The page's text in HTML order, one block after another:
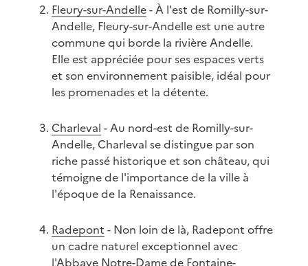
Fleury-sur-Andelle- À l'est de Romilly-sur-
Andelle, Fleury-sur-Andelle est une autre
commune qui borde la rivière Andelle.
Elle est appréciée pour ses espaces verts
et son environnement paisible, idéal pour
les promenades et la détente.
Charleval - Au nord-est de Romilly-sur-
Andelle, Charleval se distingue par son
riche passé historique et son château, qui
témoigne de l'importance de la ville à
l'époque de la Renaissance.
Radepont - Non loin de là, Radepont offre
un cadre naturel exceptionnel avec